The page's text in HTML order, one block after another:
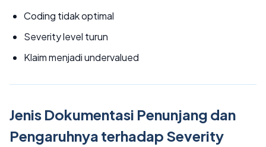
Coding tidak optimal
Severity level turun
Klaim menjadi undervalued
Jenis Dokumentasi Penunjang dan
Pengaruhnya terhadap Severity